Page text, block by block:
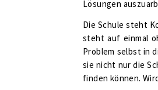
Lösungen
Die Schule steht
steht auf einmal
Problem selbst in
sie nicht nur die
finden können.